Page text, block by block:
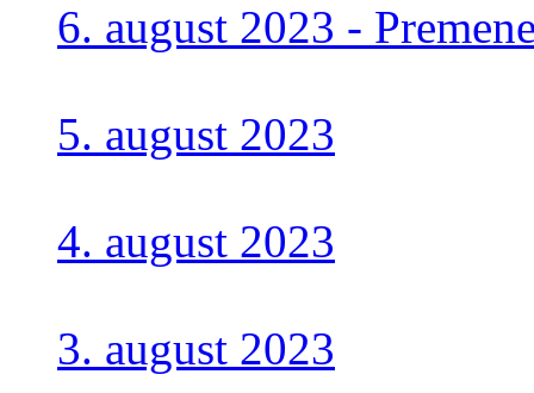
6. august 2023 -
5. august 2023
4. august 2023
3. august 2023